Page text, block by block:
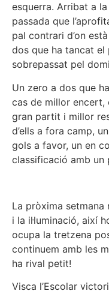
esquerra. Arribat a
passada que
pal contrari d’on
dos que ha tancat el
sobrepassat pel
Un zero a dos que
cas de millor encert,
gran partit i millor
d’ells a fora camp,
gols a favor, un en
classificació amb un
La pròxima
i la il·luminació, així
ocupa la tretzena
continuem amb les
ha rival petit!
Visca l’Escolar